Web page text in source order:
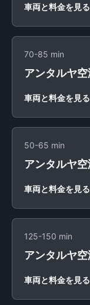
車両と料金を見る
70-85 min
アンタルヤ
車両と料金を見る
50-65 min
アンタルヤ
車両と料金を見る
125-150 min
アンタルヤ
車両と料金を見る